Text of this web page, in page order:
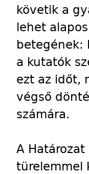
követik a
lehet
betegének:
a kutatók
ezt az időt,
végső
számára.
A
türelemmel